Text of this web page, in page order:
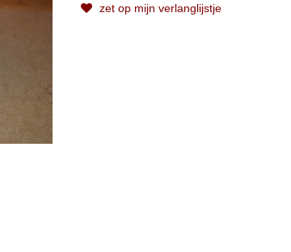
zet op mijn verlanglijstje